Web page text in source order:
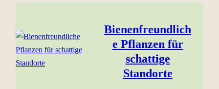
Bienenfreundlich
e Pflanzen für
schattige
Standorte